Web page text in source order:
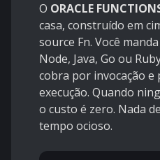
O ORACLE
casa, construído em
source Fn. Você
Node, Java, Go ou
cobra por invocação e
execução. Quando
o custo é zero. Nada
tempo ocioso.